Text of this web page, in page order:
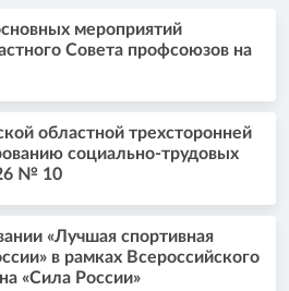
мероприятий
Совета профсоюзов на
областной трехсторонней
социально-трудовых
№ 10
«Лучшая спортивная
в рамках Всероссийского
«Сила России»